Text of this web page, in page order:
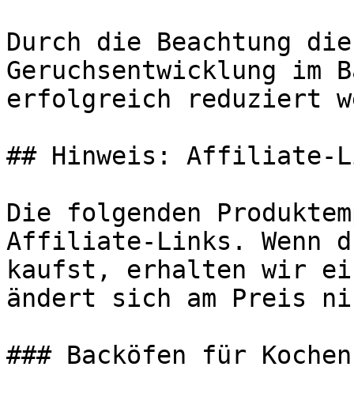
Durch die Beachtung
Geruchsentwicklung im
erfolgreich reduziert
## Hinweis: Affiliate-
Die folgenden
Affiliate-Links. Wenn
kaufst, erhalten wir
ändert sich am Preis
### Backöfen für Kochen